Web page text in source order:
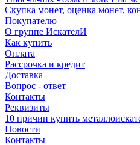
Скупка монет, оценка монет,
Покупателю
О группе ИскателИ
Как купить
Оплата
Рассрочка и кредит
Доставка
Вопрос - ответ
Контакты
Реквизиты
10 причин купить
Новости
Контакты